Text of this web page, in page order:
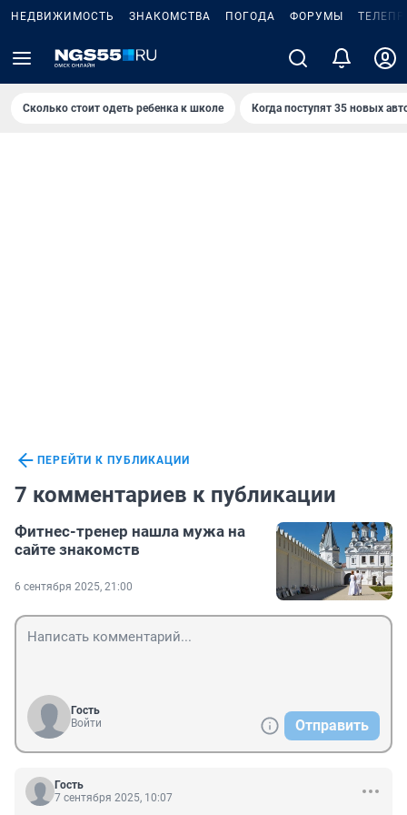
НЕДВИЖИМОСТЬ ЗНАКОМСТВА ПОГОДА ФОРУМЫ
Сколько стоит одеть ребенка к школе Когда поступят 35 новых
ПЕРЕЙТИ К ПУБЛИКАЦИИ
7 комментариев к публикации
Фитнес-тренер нашла мужа на
сайте знакомств
6 сентября 2025, 21:00
Гость
Войти
Отправить
Гость
7 сентября 2025, 10:07